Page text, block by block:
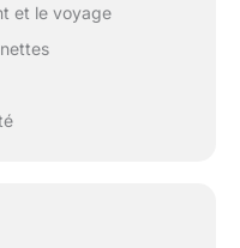
et le voyage